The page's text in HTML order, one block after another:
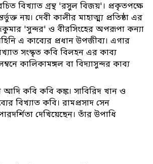
বিখ্যাত গ্রন্থ 'রসুল বিজয়'। প্রকৃতপক্ষে
নয়। দেবী কালীর মাহাত্ম্য প্রতিষ্ঠা এর
'সুন্দর' ও বীরসিংহের অপরূপা কন্যা
এ কাব্যের প্রধান উপজীব্য। এগার
সংস্কৃত কবি বিলহন এর কাব্য
কালিকামঙ্গল বা বিদ্যাসুন্দর কাব্য
আদি কবি কবি কঙ্ক। সাবিরিদ খান ও
বিখ্যাত কবি। রামপ্রসাদ সেন
দেখিয়েছেন। তাঁর উপাধি